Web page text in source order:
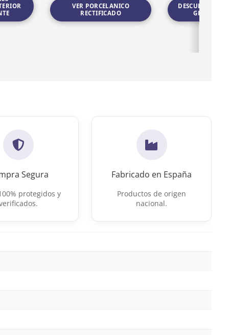
VER PORCELANICO
RECTIFICADO
DESCUBRIR
GRAN
Segura
protegidos y
Fabricado en España
Productos de origen
nacional.